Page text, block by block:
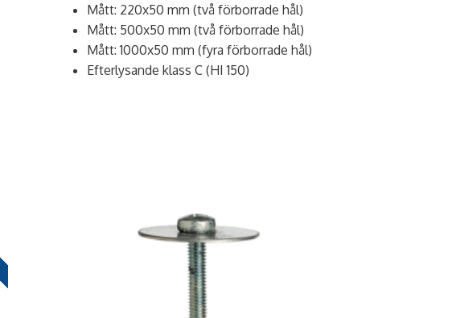
Mått: 220x50 mm (två förborrade hål)
Mått: 500x50 mm (två förborrade hål)
Mått: 1000x50 mm (fyra förborrade hål)
Efterlysande klass C (HI 150)